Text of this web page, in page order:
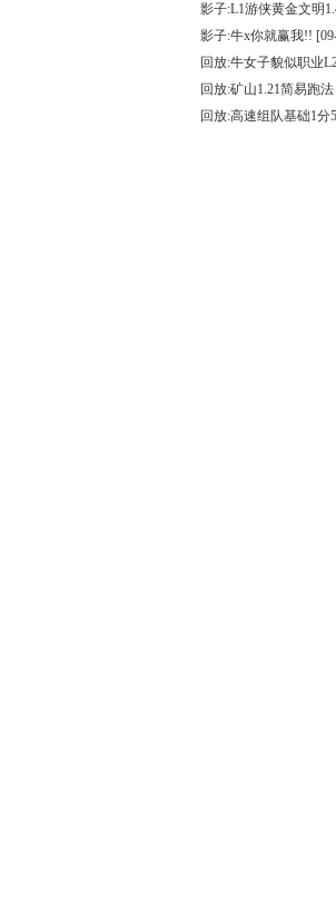
影子:L1游侠黄金文明
影子:牛x你就赢我!!
回放:牛女子貌似职业
回放:矿山1.21简易跑法
回放:高速组队基础1分